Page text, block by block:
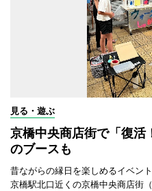
見る・遊ぶ
京橋中央商店街で「復
のブースも
昔ながらの縁日を楽しめるイベン
京橋駅北口近くの京橋中央商店街